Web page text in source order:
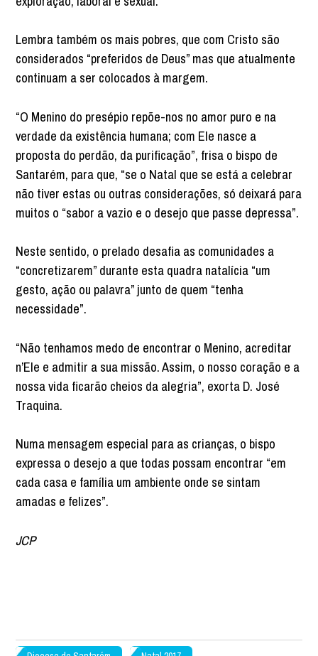
Lembra também os mais pobres, que com Cristo são
considerados “preferidos de Deus” mas que atualmente
continuam a ser colocados à margem.
“O Menino do presépio repõe-nos no amor puro e na
verdade da existência humana; com Ele nasce a
proposta do perdão, da purificação”, frisa o bispo de
Santarém, para que, “se o Natal que se está a celebrar
não tiver estas ou outras considerações, só deixará para
muitos o “sabor a vazio e o desejo que passe depressa”.
Neste sentido, o prelado desafia as comunidades a
“concretizarem” durante esta quadra natalícia “um
gesto, ação ou palavra” junto de quem “tenha
necessidade”.
“Não tenhamos medo de encontrar o Menino, acreditar
n’Ele e admitir a sua missão. Assim, o nosso coração e a
nossa vida ficarão cheios da alegria”, exorta D. José
Traquina.
Numa mensagem especial para as crianças, o bispo
expressa o desejo a que todas possam encontrar “em
cada casa e família um ambiente onde se sintam
amadas e felizes”.
JCP